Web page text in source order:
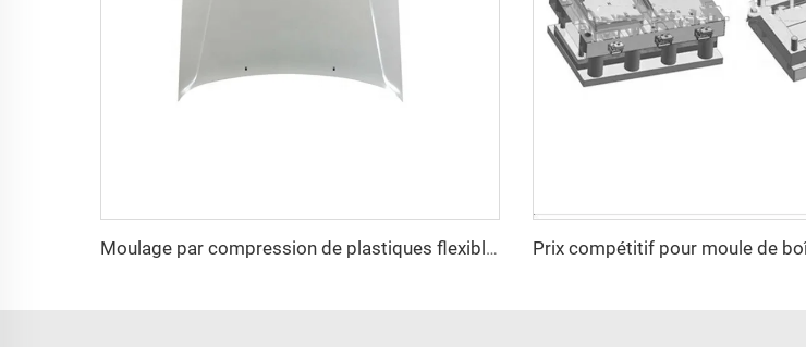
Moulage par compression de plastiques flexibles moule capot moteur auto